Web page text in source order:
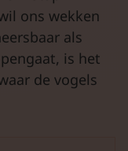
ons wekken
als
is het
de vogels